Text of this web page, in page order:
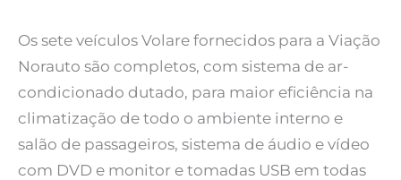
Os sete veículos Volare fornecidos para a Viação
Norauto são completos, com sistema de ar-
condicionado dutado, para maior eficiência na
climatização de todo o ambiente interno e
salão de passageiros, sistema de áudio e vídeo
com DVD e monitor e tomadas USB em todas